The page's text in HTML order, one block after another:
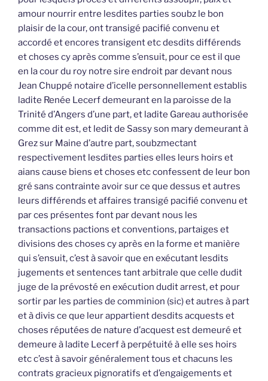
amour nourrir entre lesdites parties soubz le bon
plaisir de la cour, ont transigé pacifié convenu et
accordé et encores transigent etc desdits différends
et choses cy après comme s’ensuit, pour ce est il que
en la cour du roy notre sire endroit par devant nous
Jean Chuppé notaire d’icelle personnellement establis
ladite Renée Lecerf demeurant en la paroisse de la
Trinité d’Angers d’une part, et ladite Gareau authorisée
comme dit est, et ledit de Sassy son mary demeurant à
Grez sur Maine d’autre part, soubzmectant
respectivement lesdites parties elles leurs hoirs et
aians cause biens et choses etc confessent de leur bon
gré sans contrainte avoir sur ce que dessus et autres
leurs différends et affaires transigé pacifié convenu et
par ces présentes font par devant nous les
transactions pactions et conventions, partaiges et
divisions des choses cy après en la forme et manière
qui s’ensuit, c’est à savoir que en exécutant lesdits
jugements et sentences tant arbitrale que celle dudit
juge de la prévosté en exécution dudit arrest, et pour
sortir par les parties de comminion (sic) et autres à part
et à divis ce que leur appartient desdits acquests et
choses réputées de nature d’acquest est demeuré et
demeure à ladite Lecerf à perpétuité à elle ses hoirs
etc c’est à savoir généralement tous et chacuns les
contrats gracieux pignoratifs et d’engaigements et